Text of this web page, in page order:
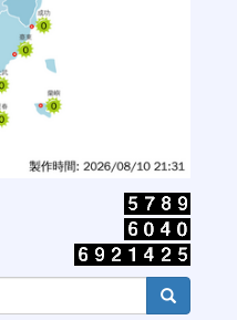
W/OBS_UVI.html
search